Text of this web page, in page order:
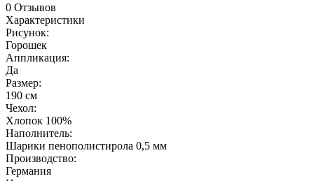
0 Отзывов
Характеристики
Рисунок:
Горошек
Аппликация:
Да
Размер:
190 см
Чехол:
Хлопок 100%
Наполнитель:
Шарики пенополистирола 0,5 мм
Производство:
Германия